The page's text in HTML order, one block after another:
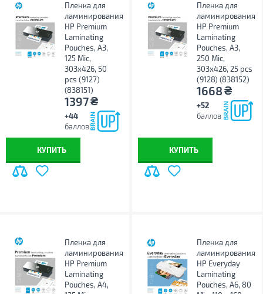
Пленка для
ламинирования
HP Premium
Laminating
Pouches, A3,
125 Mic,
303x426, 50
pcs (9127)
(838151)
1397₴
+44
баллов
КУПИТЬ
Пленка для
ламинирования
HP Premium
Laminating
Pouches, A3,
250 Mic,
303x426, 25 pcs
(9128) (838152)
1668₴
+52
баллов
КУПИТЬ
Пленка для
ламинирования
HP Premium
Laminating
Pouches, A4,
Пленка для
ламинирования
HP Everyday
Laminating
Pouches, A6, 80